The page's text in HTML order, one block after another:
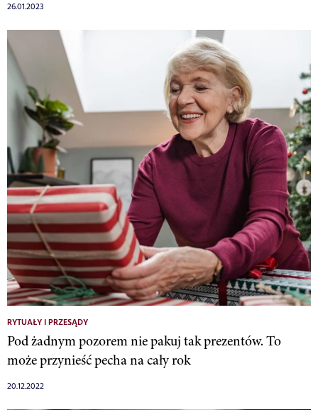
26.01.2023
RYTUAŁY I PRZESĄDY
Pod żadnym pozorem nie pakuj tak prezentów. To
może przynieść pecha na cały rok
20.12.2022